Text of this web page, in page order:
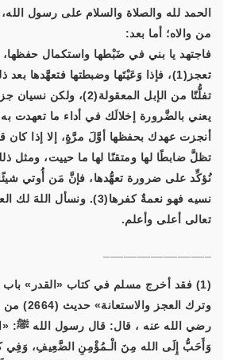
الحمد لله والصلاة والسلام على رسول
من والاه؛ أما بعد:
فاجتهد يا بني في ضَبْطها واستكمال حفظها،
تعجز(1)، فإذا وَعَيْتَها وضبطتها فتعهَّدها
تفلُّتًا من الإبل المعقولة(2)،
يعني بالضَّرورة إخلالَك في أداء ما تعهدت
أنجزت عهدك بحفظها أوَّلَ مرَّةٍ، إلا إذا
تظلَّ ضابطًا لها ومتقنًا لها ما حييت، ومثل
نُؤكِّد على ضرورة تعهُّدها، فإنَّ مَن أُوتي
نسيه فهو نعمةٌ كفرها(3). ونسأل
تعالى أعلى وأعلم.
(1) فقد أخرج مسلم في كتاب «القدر» باب
وترك العجز
رضي الله عنه ، قال: قال رسول الله ﷺ:
وَأَحَبُّ إِلَى الله مِنَ الْـمُؤْمِنِ الضَّعِيفِ،